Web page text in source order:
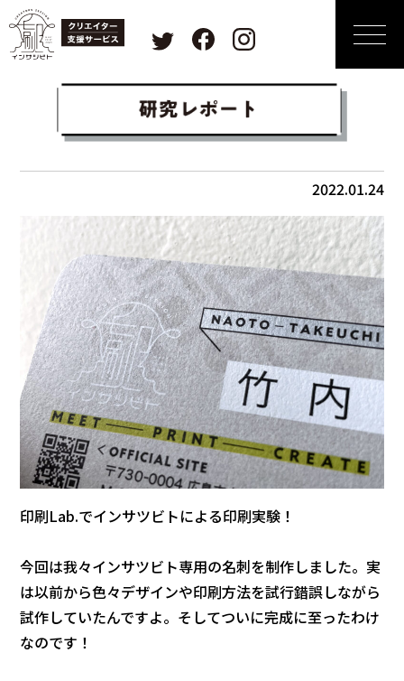
2022.01.24
印刷Lab.でインサツビトによる印刷実験！
今回は我々インサツビト専用の名刺を制作しました。実
は以前から色々デザインや印刷方法を試行錯誤しながら
試作していたんですよ。そしてついに完成に至ったわけ
なのです！